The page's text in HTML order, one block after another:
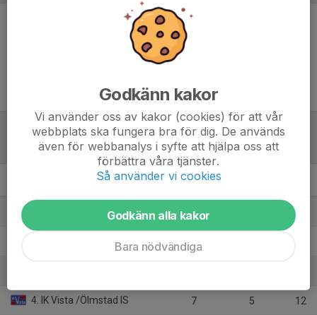
Inget referat skrivet
Tabell
1. Ekhagens IF 2 9-m 7 19
2. Lekeryd-Svarttorps SK 7
4. IK Vista /Ölmstad IS 7 5 12
Godkänn kakor
Vi använder oss av kakor (cookies) för att vår
webbplats ska fungera bra för dig. De används
även för webbanalys i syfte att hjälpa oss att
förbättra våra tjänster.
Så använder vi cookies
Godkänn alla kakor
Bara nödvändiga